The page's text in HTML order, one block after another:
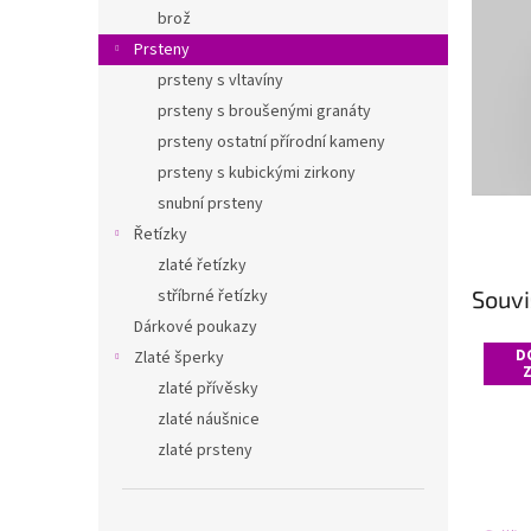
e
l
brož
Prsteny
prsteny s vltavíny
prsteny s broušenými granáty
prsteny ostatní přírodní kameny
prsteny s kubickými zirkony
snubní prsteny
Řetízky
zlaté řetízky
stříbrné řetízky
Dárkové poukazy
Zlaté šperky
zlaté přívěsky
zlaté náušnice
zlaté prsteny